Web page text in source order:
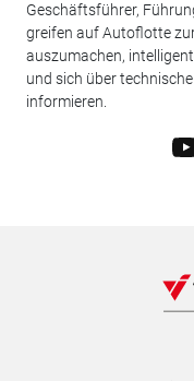
Geschäftsführer,
greifen auf Autoflotte
auszumachen,
und sich über
informieren.